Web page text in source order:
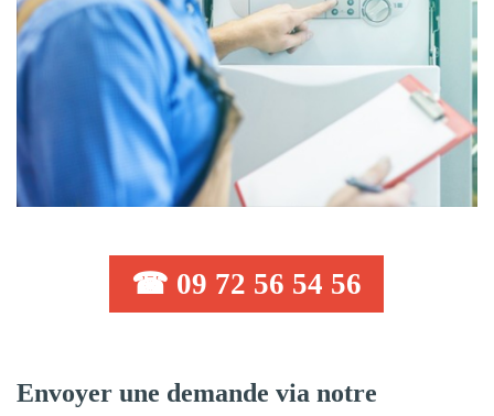
☎ 09 72 56 54 56
Envoyer une demande via notre